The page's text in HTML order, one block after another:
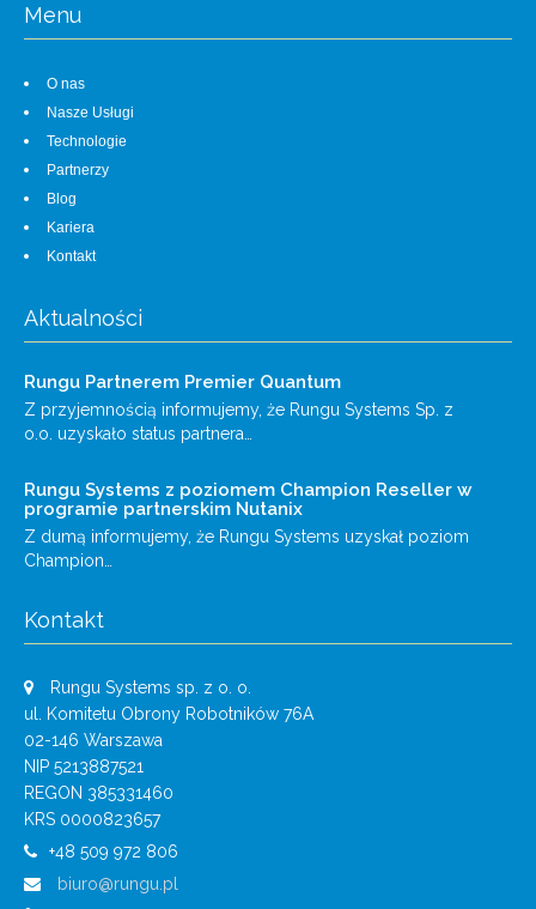
Menu
O nas
Nasze Usługi
Technologie
Partnerzy
Blog
Kariera
Kontakt
Aktualności
Rungu Partnerem Premier Quantum
Z przyjemnością informujemy, że Rungu Systems Sp. z
o.o. uzyskało status partnera…
Rungu Systems z poziomem Champion Reseller w
programie partnerskim Nutanix
Z dumą informujemy, że Rungu Systems uzyskał poziom
Champion…
Kontakt
Rungu Systems sp. z o. o.
ul. Komitetu Obrony Robotników 76A
02-146 Warszawa
NIP 5213887521
REGON 385331460
KRS 0000823657
+48 509 972 806
biuro@rungu.pl